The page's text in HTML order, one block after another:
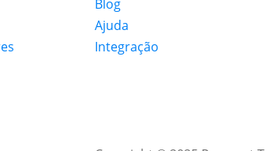
Blog
Ajuda
Integração